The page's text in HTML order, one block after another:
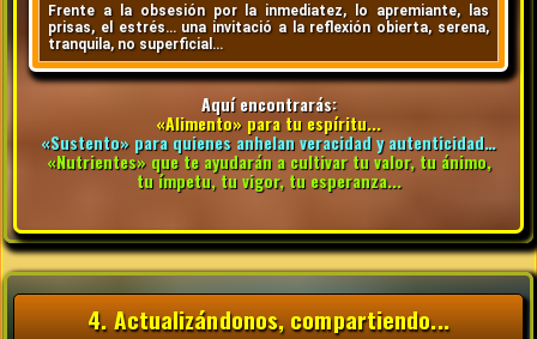
Frente a la obsesión por la inmediatez, lo apremiante, las
prisas, el estrés… una invitació a la reflexión obierta, serena,
tranquila, no superficial…
Aquí encontrarás:
«Alimento» para tu espíritu...
«Sustento» para quienes anhelan veracidad y autenticidad…
«Nutrientes» que te ayudarán a cultivar tu valor, tu ánimo,
tu ímpetu, tu vigor, tu esperanza...
4. Actualizándonos, compartiendo...